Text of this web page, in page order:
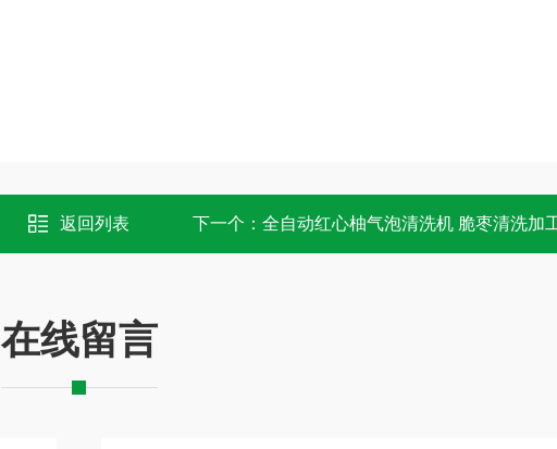
返回列表 下一个： 全自动红心柚气泡清洗机 脆枣清洗加
在线留言